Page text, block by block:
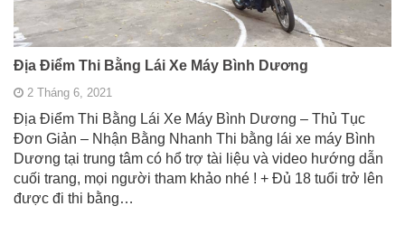
Địa Điểm Thi Bằng Lái Xe Máy Bình Dương
2 Tháng 6, 2021
Địa Điểm Thi Bằng Lái Xe Máy Bình Dương – Thủ Tục
Đơn Giản – Nhận Bằng Nhanh Thi bằng lái xe máy Bình
Dương tại trung tâm có hổ trợ tài liệu và video hướng dẫn
cuối trang, mọi người tham khảo nhé ! + Đủ 18 tuổi trở lên
được đi thi bằng…